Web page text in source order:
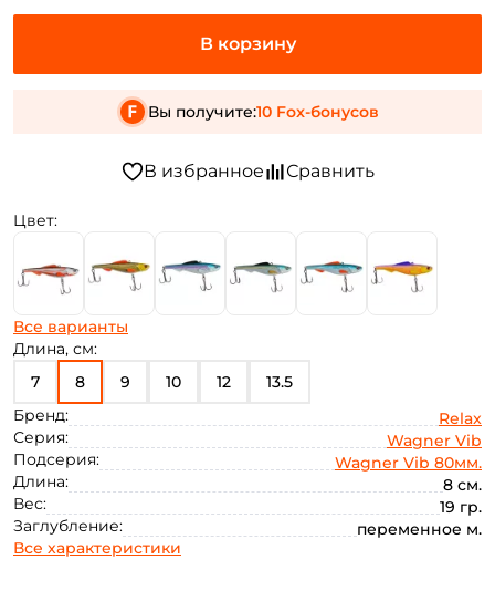
Цвет:
Все варианты
Длина, см:
7
8 9 10 12
13.5
Бренд:
Relax
Серия:
Wagner Vib
Подсерия:
Wagner Vib 80мм.
Длина:
8 см.
Вес:
19 гр.
Заглубление:
переменное м.
Все характеристики
Вы получите:10 Fox-бонусов